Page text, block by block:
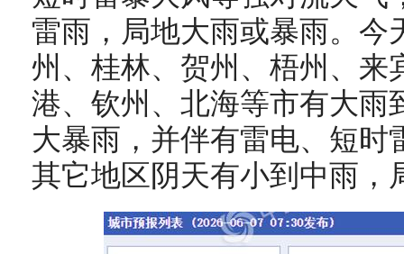
雷雨，局地大雨或暴雨。今
州、桂林、贺州、梧州、来
港、钦州、北海等市有大雨
大暴雨，并伴有雷电、短时
其它地区阴天有小到中雨，